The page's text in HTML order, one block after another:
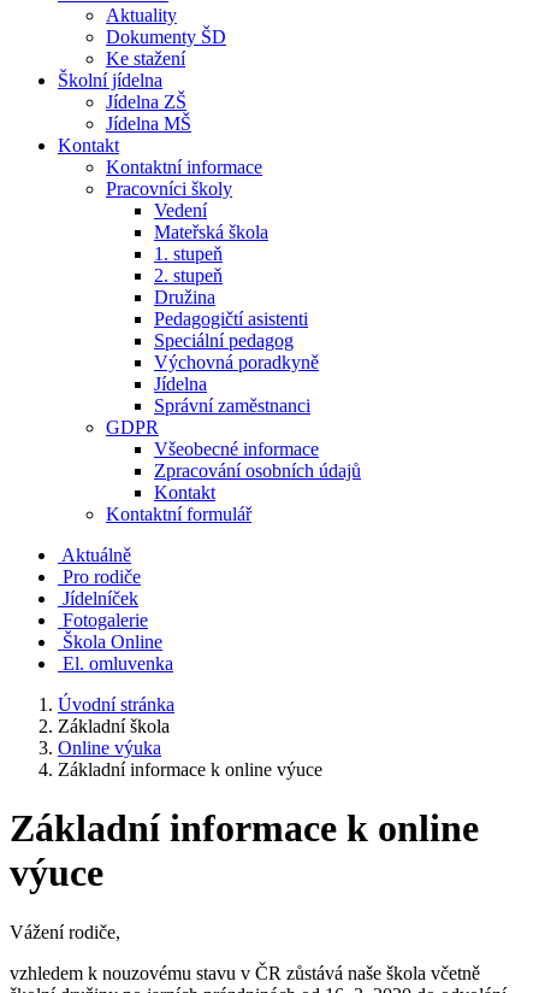
Aktuality
Dokumenty ŠD
Ke stažení
Školní jídelna
Jídelna ZŠ
Jídelna MŠ
Kontakt
Kontaktní informace
Pracovníci školy
Vedení
Mateřská škola
1. stupeň
2. stupeň
Družina
Pedagogičtí asistenti
Speciální pedagog
Výchovná poradkyně
Jídelna
Správní zaměstnanci
GDPR
Všeobecné informace
Zpracování osobních údajů
Kontakt
Kontaktní formulář
Aktuálně
Pro rodiče
Jídelníček
Fotogalerie
Škola Online
El. omluvenka
Úvodní stránka
Základní škola
Online výuka
Základní informace k online výuce
Základní informace k online
výuce
Vážení rodiče,
vzhledem k nouzovému stavu v ČR zůstává naše škola včetně